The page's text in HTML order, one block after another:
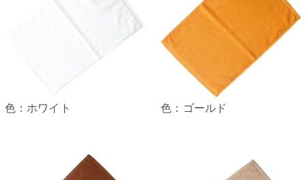
色：ホワイト 色：ゴールド